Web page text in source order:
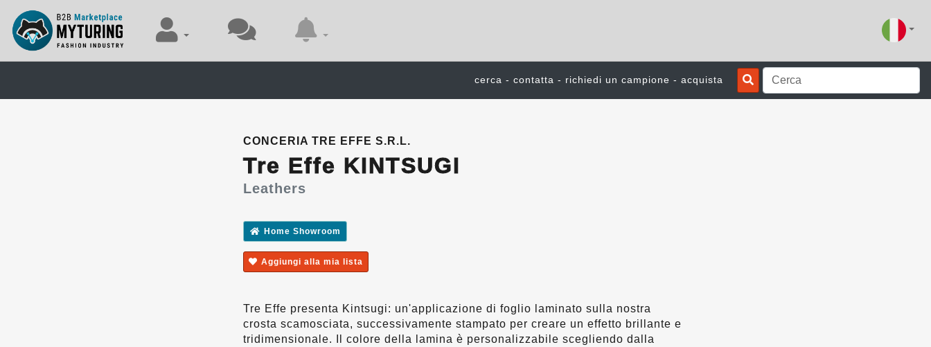
cerca - contatta - richiedi un campione - acquista
CONCERIA TRE EFFE S.R.L.
Tre Effe KINTSUGI
Leathers
Home Showroom
Aggiungi alla mia lista
Tre Effe presenta Kintsugi: un'applicazione di foglio laminato sulla nostra
crosta scamosciata, successivamente stampato per creare un effetto brillante e
tridimensionale. Il colore della lamina è personalizzabile scegliendo dalla